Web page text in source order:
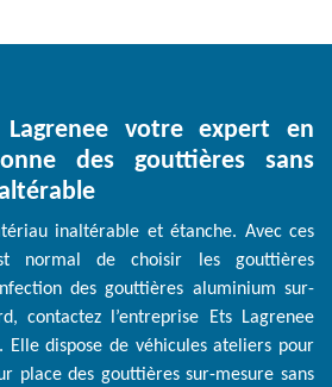
Lagrenee votre expert en
des gouttières sans
inaltérable et étanche. Avec ces
normal de choisir les gouttières
des gouttières aluminium sur-
contactez l’entreprise Ets Lagrenee
dispose de véhicules ateliers pour
place des gouttières sur-mesure sans